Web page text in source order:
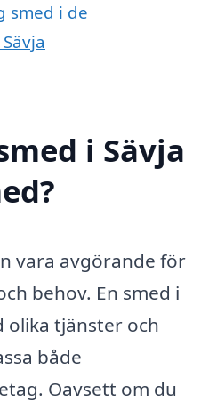
smed i de
i Sävja
vara avgörande för
behov. En smed i
olika tjänster och
både
Oavsett om du